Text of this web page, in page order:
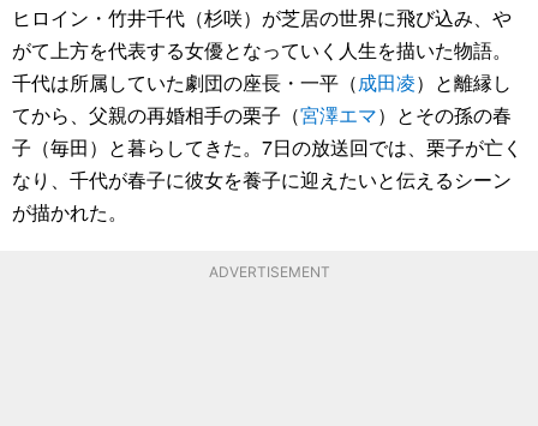
ヒロイン・竹井千代（杉咲）が芝居の世界に飛び込み、や
がて上方を代表する女優となっていく人生を描いた物語。
千代は所属していた劇団の座長・一平（成田凌）と離縁し
てから、父親の再婚相手の栗子（宮澤エマ）とその孫の春
子（毎田）と暮らしてきた。7日の放送回では、栗子が亡く
なり、千代が春子に彼女を養子に迎えたいと伝えるシーン
が描かれた。
ADVERTISEMENT